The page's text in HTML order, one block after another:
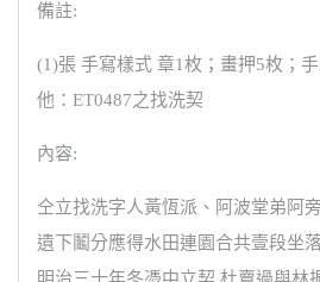
備註:
(1)張 手寫樣式 章1枚；畫押5枚；
他：ET0487之找洗契
內容:
仝立找洗字人黃恆派、阿波堂弟阿
遺下鬮分應得水田連園合共壹段坐